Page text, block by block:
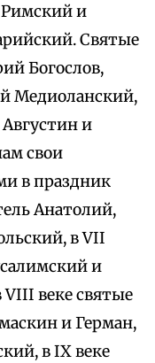
и
Святые
Богослов,
Медиоланский,
и
свои
в праздник
Анатолий,
в VII
и
веке святые
и Герман,
в IX веке